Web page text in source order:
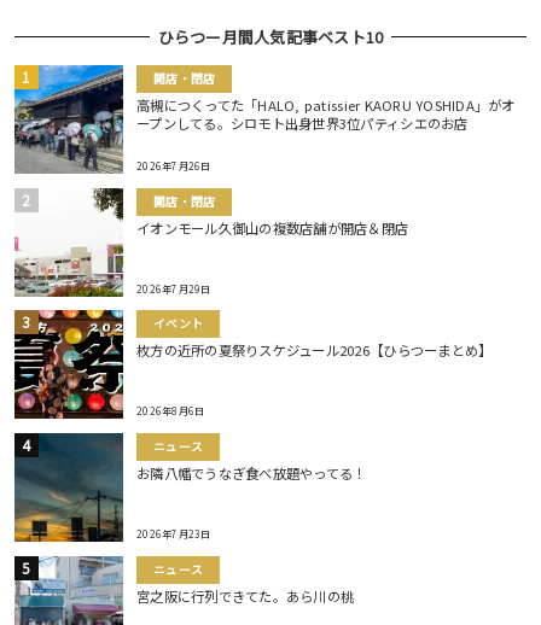
ひらつー月間人気記事ベスト10
開店・閉店
高槻につくってた「HALO, patissier KAORU YOSHIDA」がオ
ープンしてる。シロモト出身世界3位パティシエのお店
2026年7月26日
開店・閉店
イオンモール久御山の複数店舗が開店＆閉店
2026年7月29日
イベント
枚方の近所の夏祭りスケジュール2026【ひらつーまとめ】
2026年8月6日
ニュース
お隣八幡でうなぎ食べ放題やってる！
2026年7月23日
ニュース
宮之阪に行列できてた。あら川の桃